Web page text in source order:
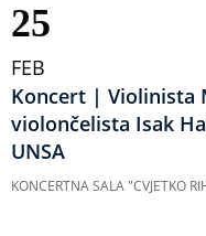
25
FEB
Koncert | Violinista
violončelista Isak
UNSA
KONCERTNA SALA "CVJETKO